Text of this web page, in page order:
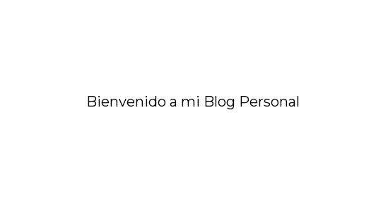
Bienvenido a mi Blog Personal